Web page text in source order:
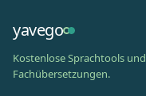
yavego
Kostenlose Sprachtools und
Fachübersetzungen.